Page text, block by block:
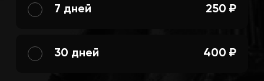
7 дней 250 ₽
30 дней 400 ₽